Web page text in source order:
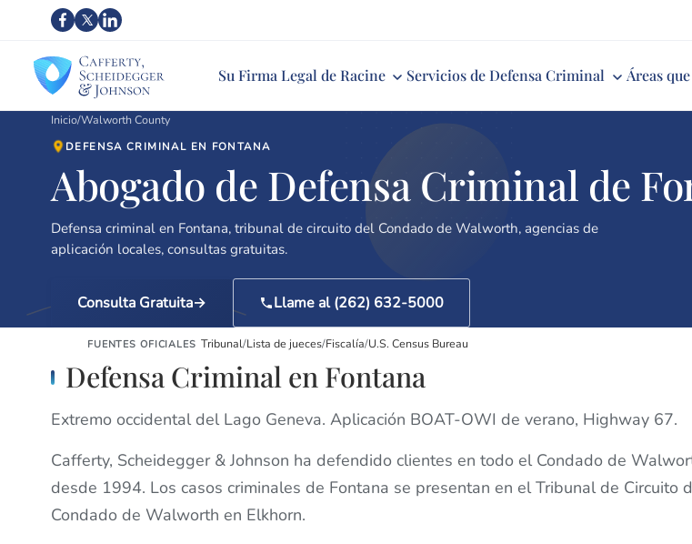
Su Firma Legal de Racine Servicios de Defensa Criminal Áreas
Inicio/Walworth County
DEFENSA CRIMINAL EN FONTANA
Abogado de Defensa Criminal de
Defensa criminal en Fontana, tribunal de circuito del Condado de Walworth, agencias de
aplicación locales, consultas gratuitas.
Consulta Gratuita Llame al (262) 632-5000
FUENTES OFICIALES Tribunal/Lista de jueces/Fiscalía/U.S. Census Bureau
Defensa Criminal en Fontana
Extremo occidental del Lago Geneva. Aplicación BOAT-OWI de verano, Highway 67.
Cafferty, Scheidegger & Johnson ha defendido clientes en todo el Condado de
desde 1994. Los casos criminales de Fontana se presentan en el Tribunal de Circuito
Condado de Walworth en Elkhorn.